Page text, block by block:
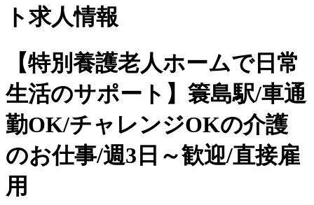
ト求人情報
【特別養護老人ホームで日常
生活のサポート】簑島駅/車通
勤OK/チャレンジOKの介護
のお仕事/週3日～歓迎/直接雇
用